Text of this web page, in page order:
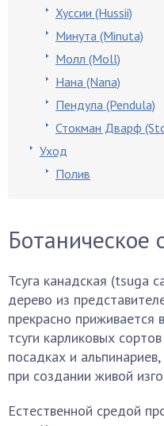
Хуссии (Hussii)
Минута (Minuta)
Молл (Моll)
Нана (Nana)
Пендула (Pendula)
Стокман Дварф
Уход
Полив
Ботаническое
Тсуга канадская (tsuga
дерево из
прекрасно приживается
тсуги карликовых
посадках и
при создании живой
Естественной средой